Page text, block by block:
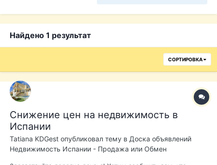
Найдено 1 результат
СОРТИРОВКА
Снижение цен на недвижимость в
Испании
Tatiana KDGest опубликовал тему в Доска объявлений
Недвижимость Испании - Продажа или Обмен